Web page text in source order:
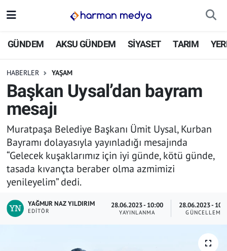
GÜNDEM AKSU GÜNDEM SİYASET TARIM
HABERLER YAŞAM
Başkan Uysal’dan bayram
mesajı
Muratpaşa Belediye Başkanı Ümit Uysal, Kurban
Bayramı dolayasıyla yayınladığı mesajında
“Gelecek kuşaklarımız için iyi günde, kötü günde,
tasada kıvançta beraber olma azmimizi
yenileyelim” dedi.
YAĞMUR NAZ YILDIRIM
EDITÖR
28.06.2023 - 10:00
YAYINLANMA
28.06.2023 -
GÜNCELLEME
GÜNDEM
SİYASET
TARIM
YEREL YÖNETİMLER
EKONOMİ
İstanbul Nöbetçi Eczaneler
İstanbul Trafik Yoğunluk Haritası
Süper Lig Puan Durumu ve Fikstür
Tüm Manşetler
Son Dakika Haberleri